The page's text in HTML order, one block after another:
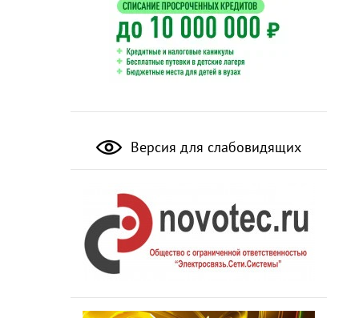
Версия для слабовидящих